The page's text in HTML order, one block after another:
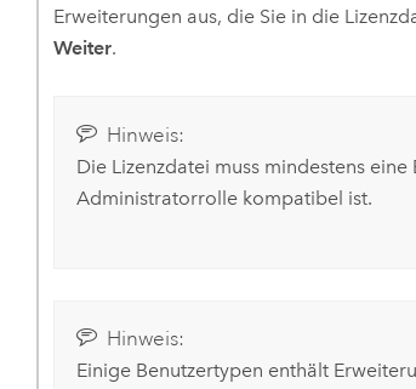
Erweiterungen aus, die Sie in die
Weiter.
Hinweis:
Die Lizenzdatei muss mindestens
Administratorrolle kompatibel ist.
Hinweis:
Einige Benutzertypen enthält